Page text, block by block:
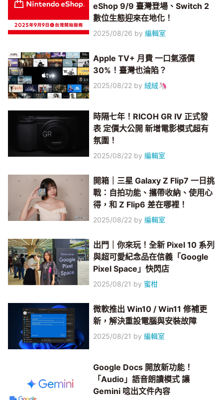
eShop 9/9 臺灣登場、Switch 2
數位生態迎來在地化！
2025/08/26 by編輯室
Apple TV+ 月費 一口氣漲價
30%！臺灣也淪陷？
2025/08/22 by絨絨🦄
時隔七年！RICOH GR IV 正式發
表 定價大公開 新增電影模式超有
氛圍！
2025/08/22 by編輯室
開箱｜三星 Galaxy Z Flip7 一日挑
戰：自拍功能、攜帶收納、使用心
得，和 Z Flip6 差在哪裡！
2025/08/22 by編輯室
出門｜你來玩！全新 Pixel 10 系列
與超可愛紀念品在信義「Google
Pixel Space」快閃店
2025/08/21 by 蜜柑
微軟推出 Win10 / Win11 修補更
新，解決重設電腦與安裝故障
2025/08/21 by編輯室
Google Docs 開放新功能！
「Audio」語音朗讀模式 讓
Gemini 唸出文件內容